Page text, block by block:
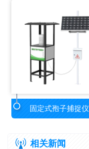
固定式孢子捕捉仪
相关新闻